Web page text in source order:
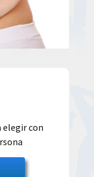
elegir con